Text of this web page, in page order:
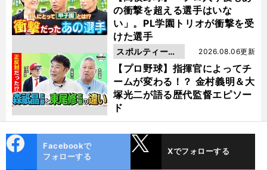
の衝撃を超える選手はいな
い」。PL学園トリオが衝撃を受
けた選手
【プロ野球】指揮官によってチ
ームが変わる！？ 金村義明＆大
塚光二が語る歴代監督エピソー
ド
2026.08.06更新
スポルティーバ
動画
ok
Facebookで
フォローする
Xでフォローする